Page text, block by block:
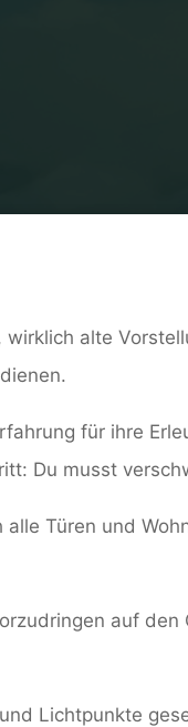
alte
für ihre
Du musst
Türen und
auf
Lichtpunkte